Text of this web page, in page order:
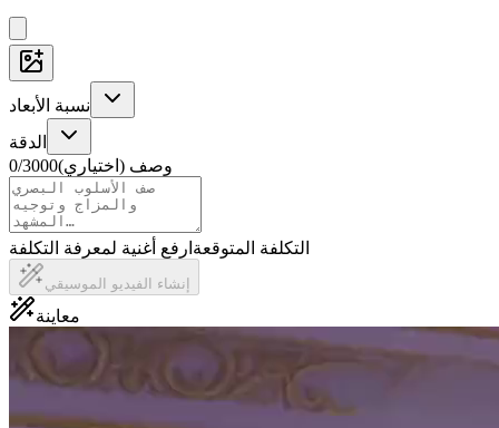
نسبة الأبعاد
الدقة
وصف (اختياري)
0/3000
التكلفة المتوقعة ارفع أغنية لمعرفة التكلفة
إنشاء الفيديو الموسيقي
معاينة